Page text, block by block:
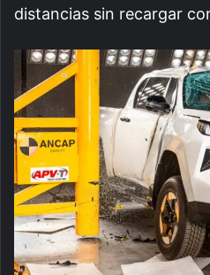
distancias sin recargar